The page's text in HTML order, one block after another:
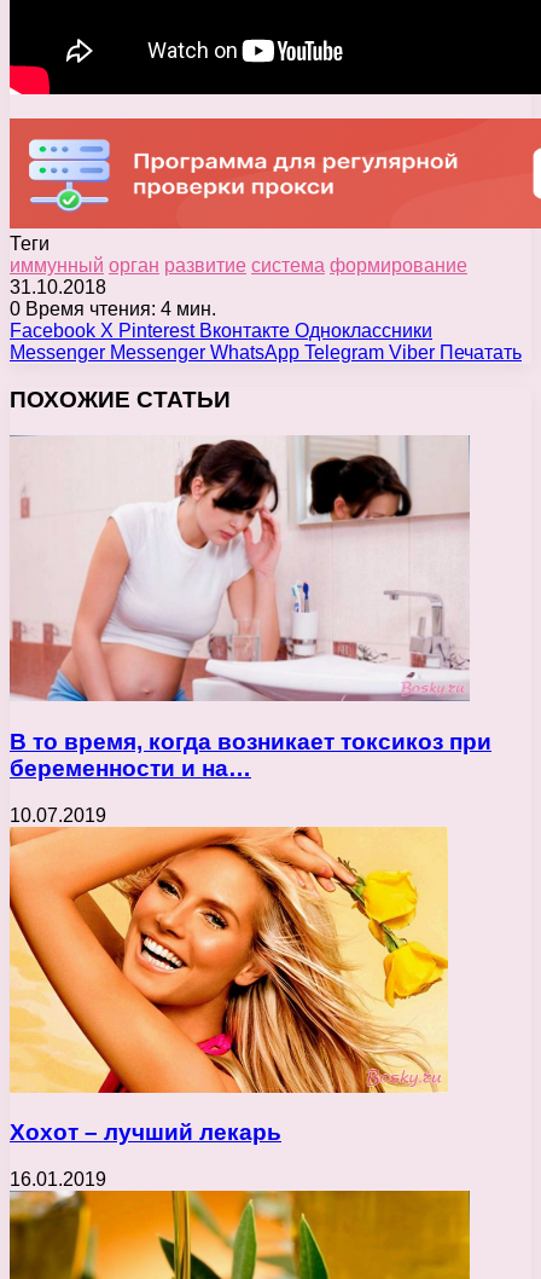
Теги
иммунный орган развитие система формирование
31.10.2018
0 Время чтения: 4 мин.
Facebook X Pinterest Вконтакте Одноклассники
Messenger Messenger WhatsApp Telegram Viber Печатать
ПОХОЖИЕ СТАТЬИ
В то время, когда возникает токсикоз при
беременности и на…
10.07.2019
Хохот – лучший лекарь
16.01.2019